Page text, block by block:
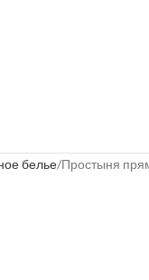
белье Простыня